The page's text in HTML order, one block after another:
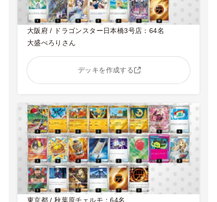
大阪府 / ドラゴンスター日本橋3号店：64名
大盛ぺろりさん
デッキを作成する
東京都 / 秋葉原チェルモ：64名